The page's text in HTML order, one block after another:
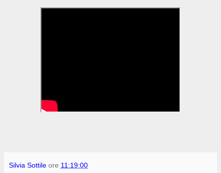
Silvia Sottile ore 11:19:00